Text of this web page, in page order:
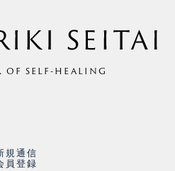
OF SELF-HEALING
規通信
員登録